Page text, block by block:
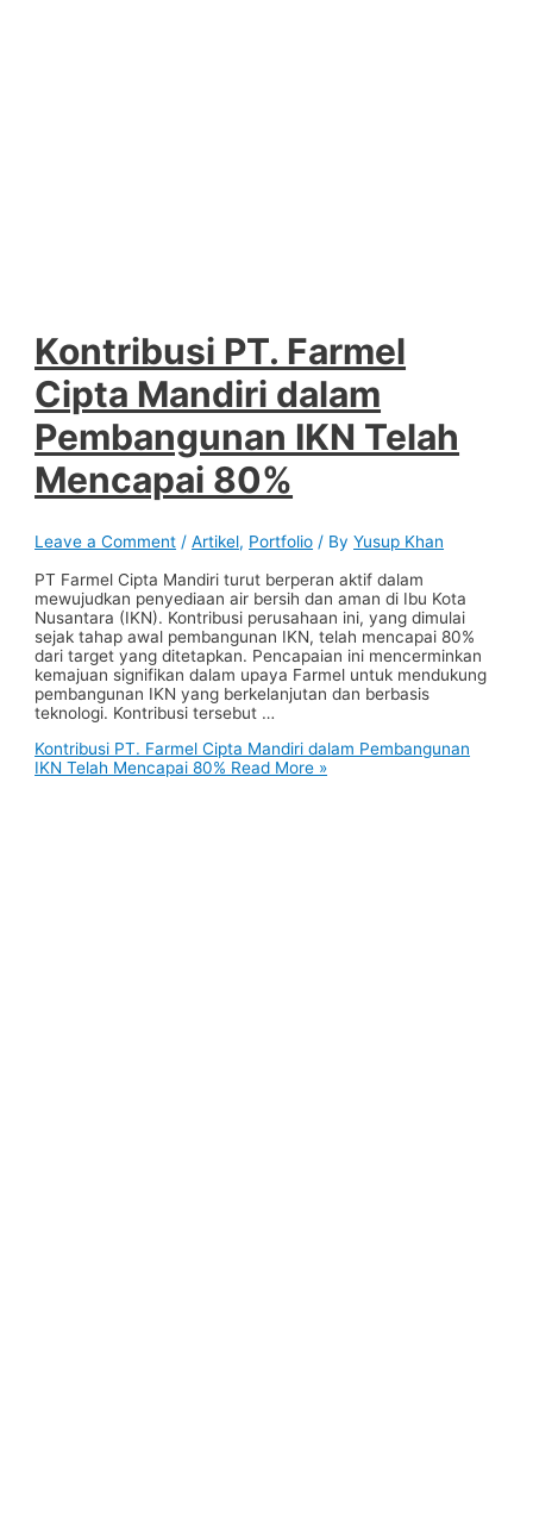
Kontribusi PT. Farmel
Cipta Mandiri dalam
Pembangunan IKN Telah
Mencapai 80%
Leave a Comment /Artikel, Portfolio / ByYusup Khan
PT Farmel Cipta Mandiri turut berperan aktif dalam
mewujudkan penyediaan air bersih dan aman di Ibu Kota
Nusantara (IKN). Kontribusi perusahaan ini, yang dimulai
sejak tahap awal pembangunan IKN, telah mencapai 80%
dari target yang ditetapkan. Pencapaian ini mencerminkan
kemajuan signifikan dalam upaya Farmel untuk mendukung
pembangunan IKN yang berkelanjutan dan berbasis
teknologi. Kontribusi tersebut …
Kontribusi PT. Farmel Cipta Mandiri dalam Pembangunan
IKN Telah Mencapai 80% Read More »